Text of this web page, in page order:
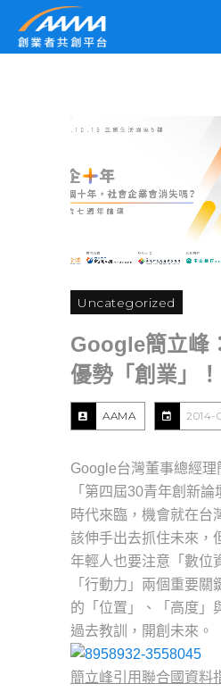
Uncategorized
Google簡立峰
優勢「創業」！
AAMA 2014-
Google台灣董事總經理
「第四屆30青年創新論
時代來臨，機會就在台
該伸手出去抓住未來，
年輕人也要注意「 數位
「行動力」兩個重要關
的「 位置」、「高度」
過去教訓，開創未來。
簡立峰引用聯合國資料